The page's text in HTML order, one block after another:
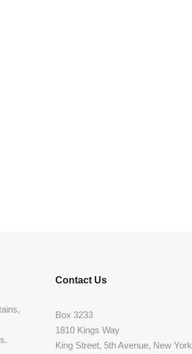
Contact Us
Box 3233
1810 Kings Way
King Street, 5th Avenue, New York